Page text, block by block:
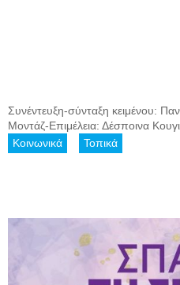
Συνέντευξη-σύνταξη κειμένου:
Μοντάζ-Επιμέλεια: Δέσποινα
Κοινωνικά
Τοπικά